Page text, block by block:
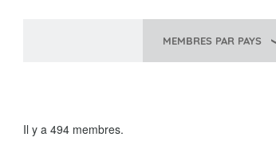
MEMBRES PAR PAYS
Il y a 494 membres.